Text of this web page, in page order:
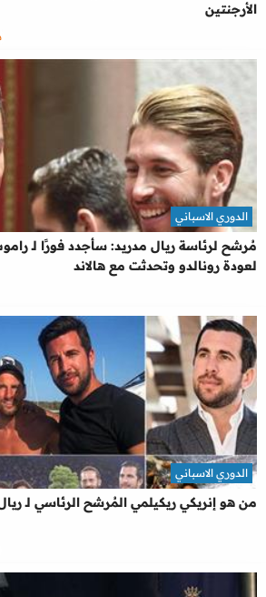
الأرجنتين
مُرشح لرئاسة ريال مدريد: سأجدد فورًا لـ
لعودة رونالدو وتحدثت مع هالاند
الدوري الاسباني
من هو إنريكي ريكيلمي المُرشح الرئاسي لـ
الدوري الاسباني